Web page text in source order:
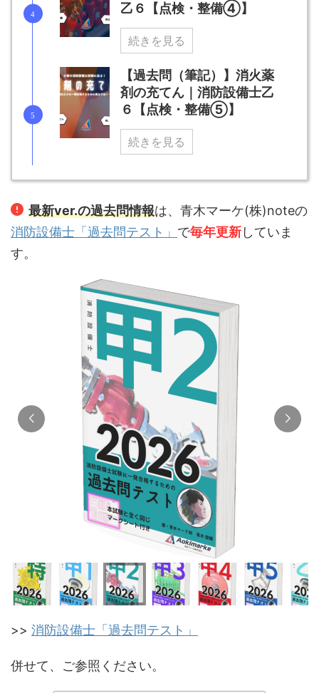
乙６【点検・整備④】
続きを見る
【過去問（筆記）】消火薬
剤の充てん｜消防設備士乙
６【点検・整備⑤】
続きを見る
最新ver.の過去問情報は、青木マーケ(株)noteの
消防設備士「過去問テスト」 で毎年更新していま
す。
>> 消防設備士「過去問テスト」
併せて、ご参照ください。